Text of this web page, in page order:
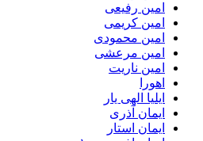
امین رفیعی
امین کریمی
امین محمودی
امین مرعشی
امین ناریت
اهورا
ایلیا الهی یار
ایمان آذری
ایمان استار